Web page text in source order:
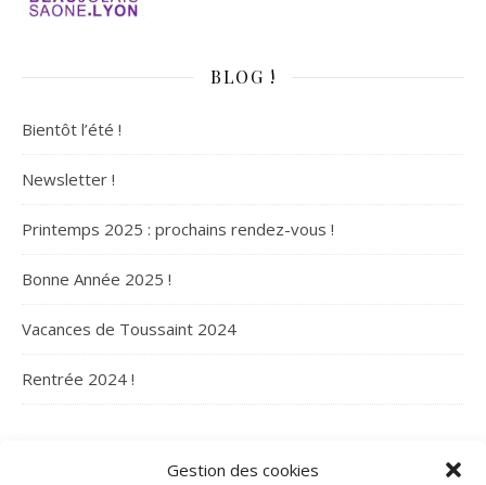
Gestion des cookies
BLOG !
Bientôt l’été !
Newsletter !
Printemps 2025 : prochains rendez-vous !
Bonne Année 2025 !
Vacances de Toussaint 2024
Rentrée 2024 !
ARCHIVES